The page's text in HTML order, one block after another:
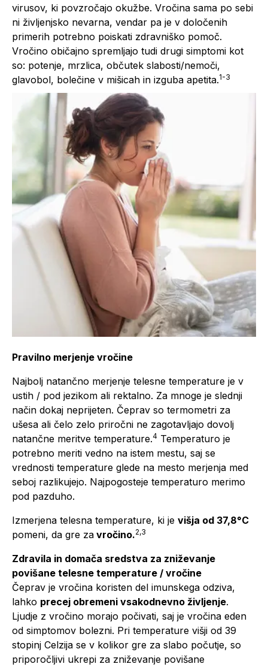
virusov, ki povzročajo okužbe. Vročina sama po sebi
ni življenjsko nevarna, vendar pa je v določenih
primerih potrebno poiskati zdravniško pomoč.
Vročino običajno spremljajo tudi drugi simptomi kot
so: potenje, mrzlica, občutek slabosti/nemoči,
glavobol, bolečine v mišicah in izguba apetita.1-3
Pravilno merjenje vročine
Najbolj natančno merjenje telesne temperature je v
ustih / pod jezikom ali rektalno. Za mnoge je slednji
način dokaj neprijeten. Čeprav so termometri za
ušesa ali čelo zelo priročni ne zagotavljajo dovolj
natančne meritve temperature.4 Temperaturo je
potrebno meriti vedno na istem mestu, saj se
vrednosti temperature glede na mesto merjenja med
seboj razlikujejo. Najpogosteje temperaturo merimo
pod pazduho.
Izmerjena telesna temperature, ki je višja od 37,8°C
pomeni, da gre za vročino.2,3
Zdravila in domača sredstva za zniževanje
povišane telesne temperature / vročine
Čeprav je vročina koristen del imunskega odziva,
lahko precej obremeni vsakodnevno življenje.
Ljudje z vročino morajo počivati, saj je vročina eden
od simptomov bolezni. Pri temperature višji od 39
stopinj Celzija se v kolikor gre za slabo počutje, so
priporočljivi ukrepi za zniževanje povišane